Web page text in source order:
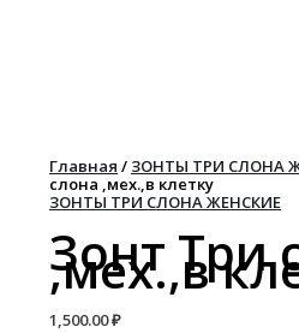
Главная / ЗОНТЫ ТРИ СЛОНА
слона ,мех.,в клетку
ЗОНТЫ ТРИ СЛОНА ЖЕНСКИЕ
Зонт Три
,мех.,в
1,500.00₽